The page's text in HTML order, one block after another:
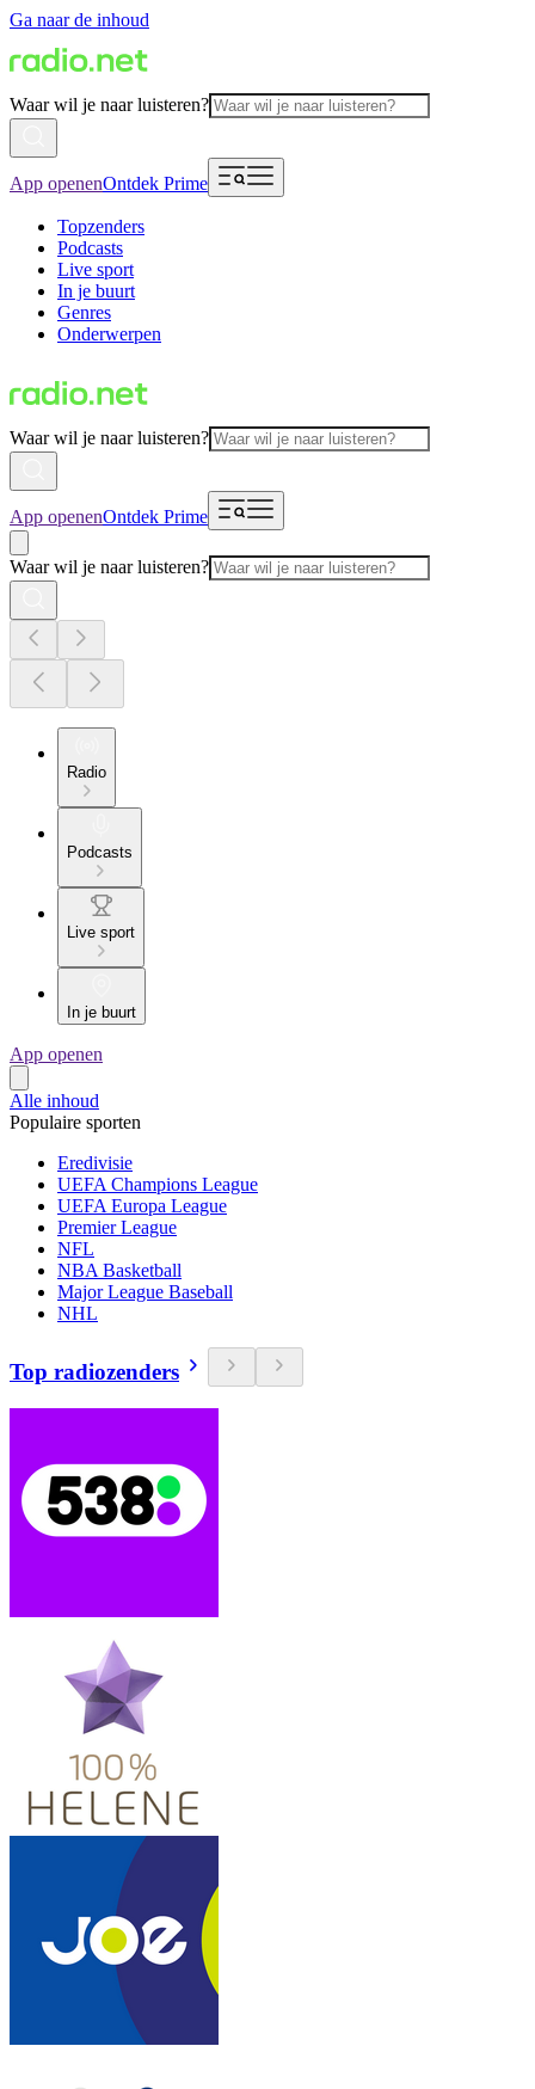
Ga naar de inhoud
Waar wil je naar luisteren?
App openenOntdek Prime
Topzenders
Podcasts
Live sport
In je buurt
Genres
Onderwerpen
Waar wil je naar luisteren?
App openenOntdek Prime
Waar wil je naar luisteren?
Radio
Podcasts
Live sport
In je buurt
App openen
Alle inhoud
Populaire sporten
Eredivisie
UEFA Champions League
UEFA Europa League
Premier League
NFL
NBA Basketball
Major League Baseball
NHL
Top radiozenders